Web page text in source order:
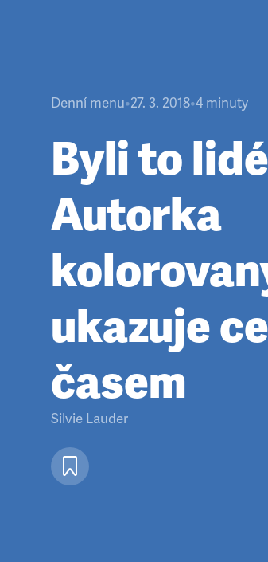
Denní menu•27. 3. 2018•4 minuty
Byli to
Autorka
ukazuje
časem
Silvie Lauder